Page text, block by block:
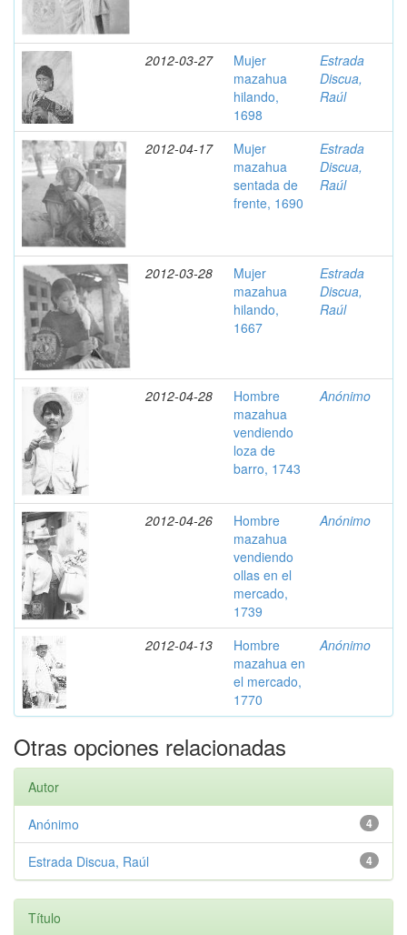
2012-03-27
Mujer
mazahua
hilando,
1698
Estrada
Discua,
Raúl
2012-04-17
Mujer
mazahua
sentada de
frente, 1690
Estrada
Discua,
Raúl
2012-03-28
Mujer
mazahua
hilando,
1667
Estrada
Discua,
Raúl
2012-04-28
Hombre
mazahua
vendiendo
loza de
barro, 1743
Anónimo
2012-04-26
Hombre
mazahua
vendiendo
ollas en el
mercado,
1739
Anónimo
2012-04-13
Hombre
mazahua en
el mercado,
1770
Anónimo
Otras opciones relacionadas
Autor
4
Anónimo
4
Estrada Discua, Raúl
Título